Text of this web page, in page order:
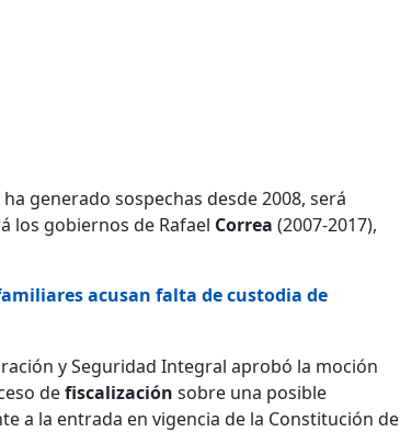
ha generado sospechas desde 2008, será
los gobiernos de Rafael Correa (2007-2017),
acusan falta de custodia de
y Seguridad Integral aprobó la moción
defiscalización sobre una posible
a la entrada en vigencia de la Constitución de